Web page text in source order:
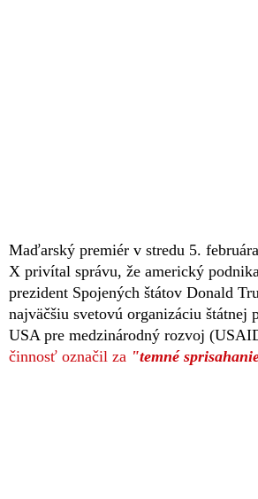
Maďarský premiér v stredu 5.
X privítal správu, že americký
prezident Spojených štátov Donald
najväčšiu svetovú organizáciu štátnej
USA pre medzinárodný rozvoj
činnosť označil za "temné